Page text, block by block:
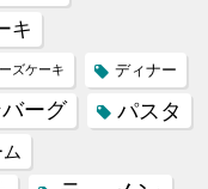
キ
ズケーキ ディナー
ーグ パスタ